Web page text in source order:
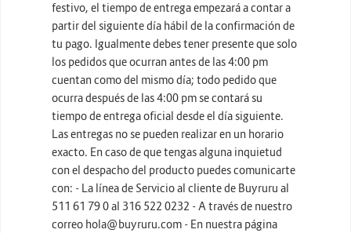
festivo, el tiempo de entrega empezará a contar a
partir del siguiente día hábil de la confirmación de
tu pago. Igualmente debes tener presente que solo
los pedidos que ocurran antes de las 4:00 pm
cuentan como del mismo día; todo pedido que
ocurra después de las 4:00 pm se contará su
tiempo de entrega oficial desde el día siguiente.
Las entregas no se pueden realizar en un horario
exacto. En caso de que tengas alguna inquietud
con el despacho del producto puedes comunicarte
con: - La línea de Servicio al cliente de Buyruru al
511 61 79 0 al 316 522 0232 - A través de nuestro
correo hola@buyruru.com - En nuestra página